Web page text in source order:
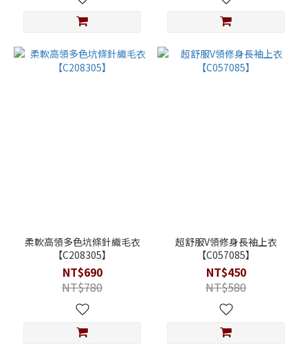
柔軟高領多色坑條針織毛衣
【C208305】
NT$690
NT$780
超舒服V領修身長袖上衣
【C057085】
NT$450
NT$580